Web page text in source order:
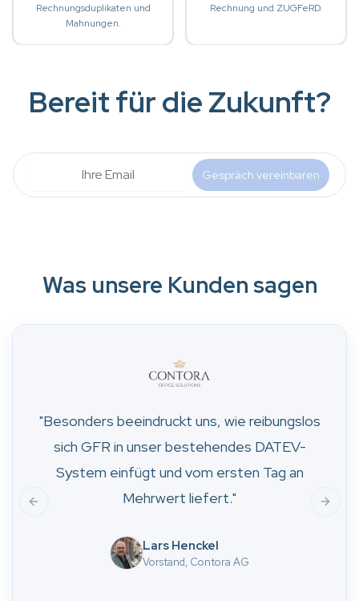
Rechnungsduplikaten und
Mahnungen.
Rechnung und ZUGFeRD.
Bereit für die Zukunft?
Gespräch vereinbaren
Was unsere Kunden sagen
Previous slide Next
"Besonders beeindruckt uns, wie reibungslos
sich GFR in unser bestehendes DATEV-
System einfügt und vom ersten Tag an
Mehrwert liefert."
Lars Henckel
Vorstand, Contora AG